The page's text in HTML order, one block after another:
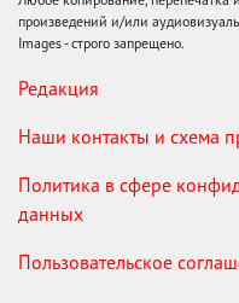
произведений и/или
Images - строго запрещено.
Редакция
Наши контакты и схема
Политика в сфере
данных
Пользовательское